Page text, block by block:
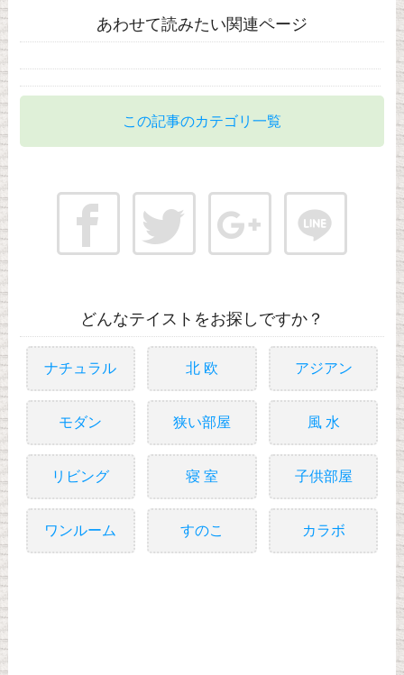
あわせて読みたい関連ページ
この記事のカテゴリ一覧
どんなテイストをお探しですか？
ナチュラル 北 欧 アジアン
モダン 狭い部屋 風 水
リビング 寝 室 子供部屋
ワンルーム すのこ カラボ